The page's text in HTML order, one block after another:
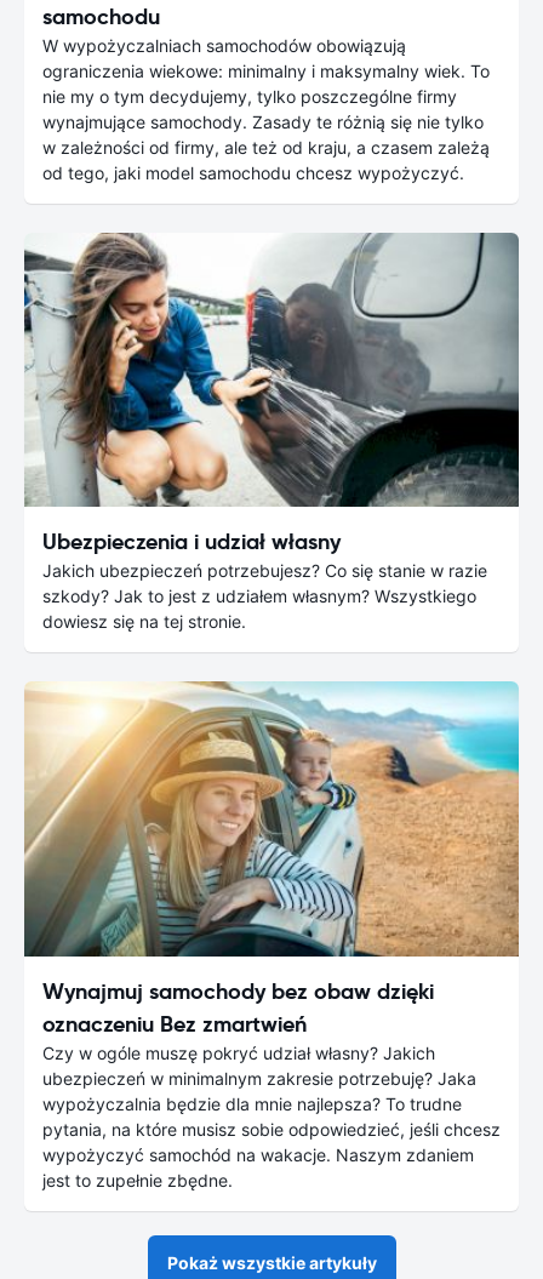
samochodu
W wypożyczalniach samochodów obowiązują
ograniczenia wiekowe: minimalny i maksymalny wiek. To
nie my o tym decydujemy, tylko poszczególne firmy
wynajmujące samochody. Zasady te różnią się nie tylko
w zależności od firmy, ale też od kraju, a czasem zależą
od tego, jaki model samochodu chcesz wypożyczyć.
Ubezpieczenia i udział własny
Jakich ubezpieczeń potrzebujesz? Co się stanie w razie
szkody? Jak to jest z udziałem własnym? Wszystkiego
dowiesz się na tej stronie.
Wynajmuj samochody bez obaw dzięki
oznaczeniu Bez zmartwień
Czy w ogóle muszę pokryć udział własny? Jakich
ubezpieczeń w minimalnym zakresie potrzebuję? Jaka
wypożyczalnia będzie dla mnie najlepsza? To trudne
pytania, na które musisz sobie odpowiedzieć, jeśli chcesz
wypożyczyć samochód na wakacje. Naszym zdaniem
jest to zupełnie zbędne.
Pokaż wszystkie artykuły